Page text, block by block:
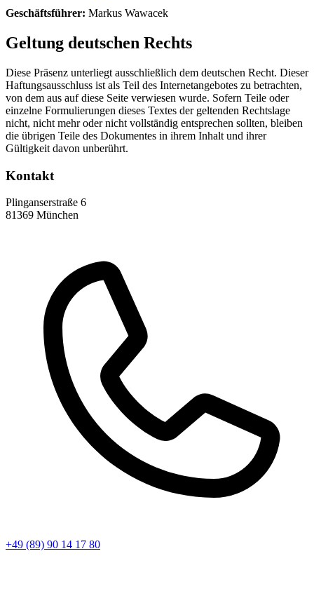
Geschäftsführer: Markus Wawacek
Geltung deutschen Rechts
Diese Präsenz unterliegt ausschließlich dem deutschen Recht. Dieser
Haftungsausschluss ist als Teil des Internetangebotes zu betrachten,
von dem aus auf diese Seite verwiesen wurde. Sofern Teile oder
einzelne Formulierungen dieses Textes der geltenden Rechtslage
nicht, nicht mehr oder nicht vollständig entsprechen sollten, bleiben
die übrigen Teile des Dokumentes in ihrem Inhalt und ihrer
Gültigkeit davon unberührt.
Kontakt
Plinganserstraße 6
81369 München
+49 (89) 90 14 17 80